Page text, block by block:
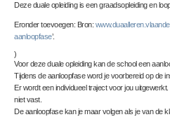
Deze duale opleiding is een graadsopleiding en
Eronder toevoegen: Bron:
aanloopfase’.
)
Voor deze duale opleiding kan de school een
Tijdens de aanloopfase word je voorbereid op de
Er wordt een individueel traject voor jou
niet vast.
De aanloopfase kan je maar volgen als je van de